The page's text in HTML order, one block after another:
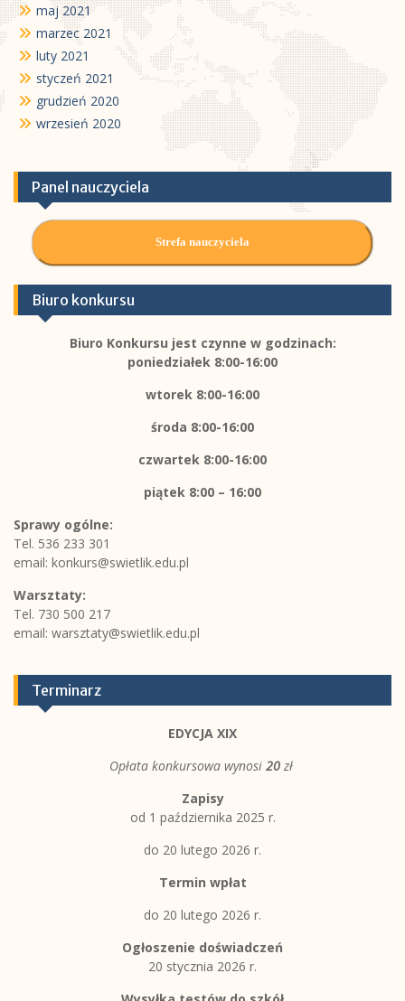
maj 2021
marzec 2021
luty 2021
styczeń 2021
grudzień 2020
wrzesień 2020
Panel nauczyciela
Strefa nauczyciela
Biuro konkursu
Biuro Konkursu jest czynne w godzinach:
poniedziałek 8:00-16:00
wtorek 8:00-16:00
środa 8:00-16:00
czwartek 8:00-16:00
piątek 8:00 – 16:00
Sprawy ogólne:
Tel. 536 233 301
email: konkurs@swietlik.edu.pl
Warsztaty:
Tel. 730 500 217
email: warsztaty@swietlik.edu.pl
Terminarz
EDYCJA XIX
Opłata konkursowa wynosi 20zł
Zapisy
od 1 października 2025 r.
do 20 lutego 2026 r.
Termin wpłat
do 20 lutego 2026 r.
Ogłoszenie doświadczeń
20 stycznia 2026 r.